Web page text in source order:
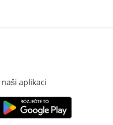
aplikaci
v novém okně